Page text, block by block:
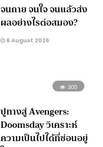
จนกาย จนใจ จนแล้วส่ง
ผลอย่างไรต่อสมอง?
6 August 2026
305
ปูทางสู่ Avengers:
Doomsday วิเคราะห์
ความเป็นไปได้ที่ซ่อนอยู่